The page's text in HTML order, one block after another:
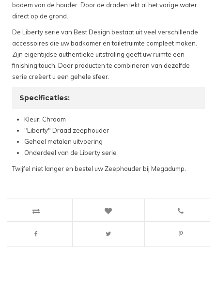
bodem van de houder. Door de draden lekt al het vorige water
direct op de grond.
De Liberty serie van Best Design bestaat uit veel verschillende
accessoires die uw badkamer en toiletruimte compleet maken.
Zijn eigentijdse authentieke uitstraling geeft uw ruimte een
finishing touch. Door producten te combineren van dezelfde
serie creëert u een gehele sfeer.
Specificaties:
Kleur: Chroom
"Liberty" Draad zeephouder
Geheel metalen uitvoering
Onderdeel van de Liberty serie
Twijfel niet langer en bestel uw Zeephouder bij Megadump.